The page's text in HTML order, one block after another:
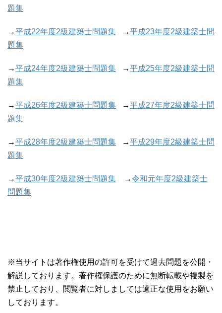
題集
→平成22年度2級建築士問題集 →平成23年度2級建築士問
題集
→平成24年度2級建築士問題集 →平成25年度2級建築士問
題集
→平成26年度2級建築士問題集 →平成27年度2級建築士問
題集
→平成28年度2級建築士問題集 →平成29年度2級建築士問
題集
→平成30年度2級建築士問題集 →令和元年度2級建築士
問題集
※当サイトは著作権使用の許可を受けて過去問題を公開・
解説しております。著作権保護のために無断転載や複製を
禁止しており、閲覧者に対しましては適正な使用をお願い
しております。